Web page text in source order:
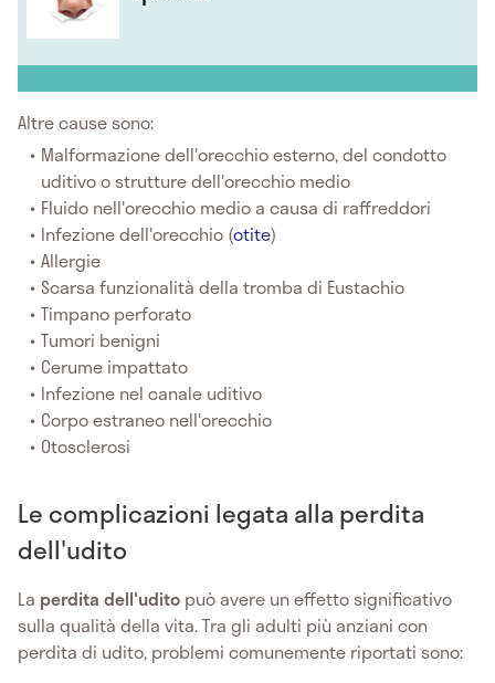
Altre cause sono:
Malformazione dell'orecchio esterno, del condotto
uditivo o strutture dell'orecchio medio
Fluido nell'orecchio medio a causa di raffreddori
Infezione dell'orecchio (otite)
Allergie
Scarsa funzionalità della tromba di Eustachio
Timpano perforato
Tumori benigni
Cerume impattato
Infezione nel canale uditivo
Corpo estraneo nell'orecchio
Otosclerosi
Le complicazioni legata alla perdita
dell'udito
La perdita dell'udito può avere un effetto significativo
sulla qualità della vita. Tra gli adulti più anziani con
perdita di udito, problemi comunemente riportati sono: